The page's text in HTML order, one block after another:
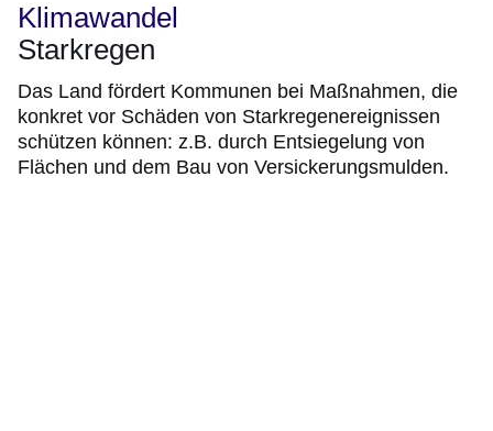
Klimawandel
Starkregen
Das Land fördert Kommunen bei Maßnahmen, die
konkret vor Schäden von Starkregenereignissen
schützen können: z.B. durch Entsiegelung von
Flächen und dem Bau von Versickerungsmulden.